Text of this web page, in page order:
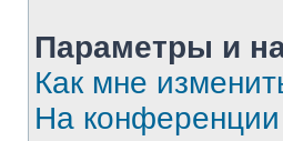
Параметры и
Как мне
На